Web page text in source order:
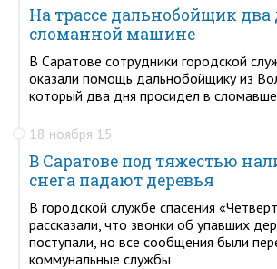
На трассе дальнобойщик два
сломанной машине
В Саратове сотрудники городской
оказали помощь дальнобойщику из
который два дня просидел в
18 ноября 15
В Саратове под тяжестью
снега падают деревья
В городской службе спасения
рассказали, что звонки об упавших
поступали, но все сообщения были
коммунальные службы